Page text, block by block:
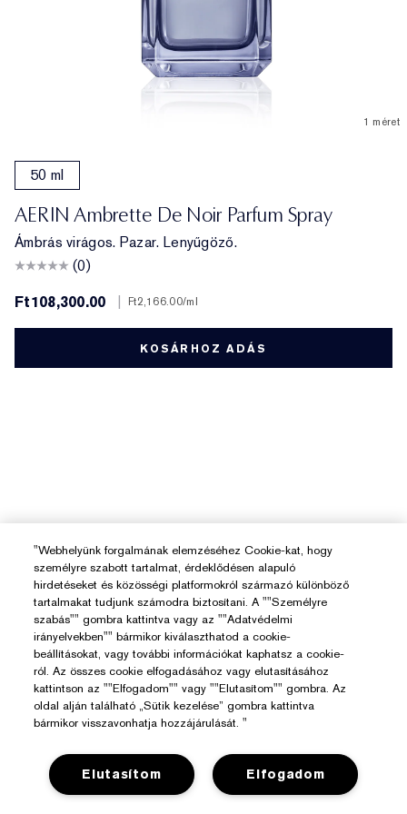
1 méret
50 ml
AERIN Ambrette De Noir Parfum Spray
Ámbrás virágos. Pazar. Lenyűgöző.
(0)
Ft108,300.00
Ft2,166.00/ml
KOSÁRHOZ ADÁS
"Webhelyünk forgalmának elemzéséhez Cookie-kat, hogy
személyre szabott tartalmat, érdeklődésen alapuló
hirdetéseket és közösségi platformokról származó különböző
tartalmakat tudjunk számodra biztosítani. A ""Személyre
szabás"" gombra kattintva vagy az ""Adatvédelmi
irányelvekben"" bármikor kiválaszthatod a cookie-
beállításokat, vagy további információkat kaphatsz a cookie-
ról. Az összes cookie elfogadásához vagy elutasításához
kattintson az ""Elfogadom"" vagy ""Elutasítom"" gombra. Az
oldal alján található „Sütik kezelése” gombra kattintva
bármikor visszavonhatja hozzájárulását. "
Elfogadom
Elutasítom